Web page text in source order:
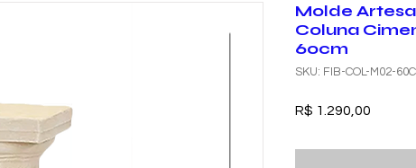
Molde
Coluna
60cm
SKU: FIB-COL-M02-
R$ 1.290,00